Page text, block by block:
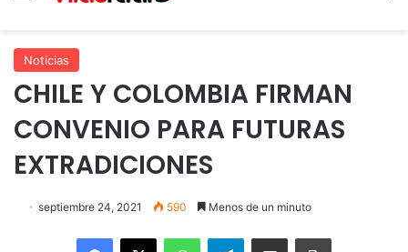
Noticias
CHILE Y COLOMBIA FIRMAN
CONVENIO PARA FUTURAS
EXTRADICIONES
septiembre 24, 2021 590 Menos de un minuto
Facebook
X WhatsAppTelegramEnviar vía email Imprimir